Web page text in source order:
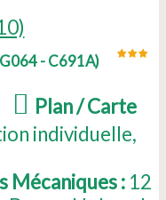
- C691A)
Plan / Carte
individuelle
Mécaniques : 12